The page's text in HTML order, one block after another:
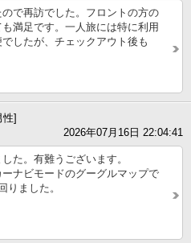
で再訪でした。フロントの方の
満足です。一人旅には特に利用
したが、チェックアウト後も
性]
2026年07月16日 22:04:41
た。有難うございます。
ナビモードのグーグルマップで
りました。